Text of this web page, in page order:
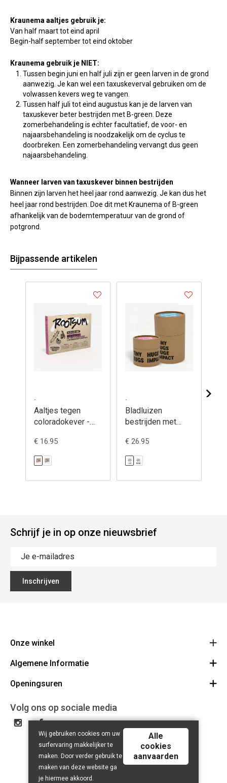
Kraunema aaltjes gebruik je:
Van half maart tot eind april
Begin-half september tot eind oktober
Kraunema gebruik je NIET:
Tussen begin juni en half juli zijn er geen larven in de grond
aanwezig. Je kan wel een taxuskeverval gebruiken om de
volwassen kevers weg te vangen.
Tussen half juli tot eind augustus kan je de larven van
taxuskever beter bestrijden met B-green. Deze
zomerbehandeling is echter facultatief, de voor- en
najaarsbehandeling is noodzakelijk om de cyclus te
doorbreken. Een zomerbehandeling vervangt dus geen
najaarsbehandeling.
Wanneer larven van taxuskever binnen bestrijden
Binnen zijn larven het heel jaar rond aanwezig. Je kan dus het
heel jaar rond bestrijden. Doe dit met Kraunema of B-green
afhankelijk van de bodemtemperatuur van de grond of
potgrond.
Bijpassende artikelen
.
Aaltjes tegen
coloradokever -
€ 16.95
.
Bladluizen
bestrijden met
Chrysopa
€ 26.95
Schrijf je in op onze nieuwsbrief
Inschrijven
Onze winkel
Ecoflora
1500 Halle
32(0)2.361.77.61
BE 0886.319.484
Algemene Informatie
Vacatures
Bestellen en Betalen
Bio certificaat
Nuttige links
Herroepingsrecht
Openingsuren
Maandag : gesloten
Dinsdag: 09:00 - 17:00
Woensdag: 09:00 - 17:00
Donderdag: 09:00 - 17:00
Vrijdag: 09:00 - 17:00
Zaterdag: 09:00 - 13:00
Volg ons op sociale media
Wij gebruiken cookies om uw
surfervaring makkelijker te
maken. Door verder gebruik te
maken van deze website ga
je hiermee akkoord.
Alle
cookies
aanvaarden